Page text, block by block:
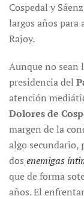
Cospedal y
largos años para
Rajoy.
Aunque no sean
presidencia del
atención
Dolores de
margen de la
algo secundario,
dos enemigas
que de forma
años. El